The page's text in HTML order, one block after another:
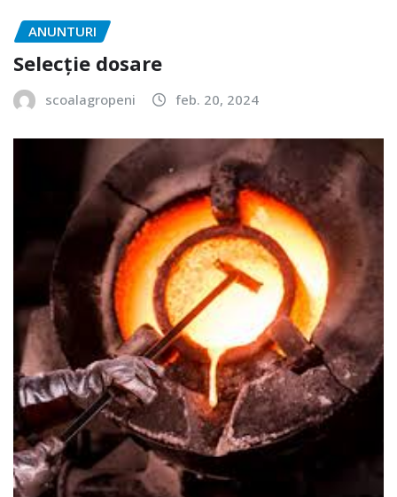
ANUNTURI
Selecție dosare
scoalagropeni feb. 20, 2024